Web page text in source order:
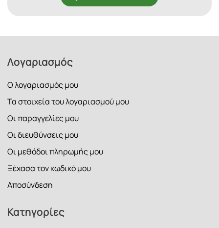
Λογαριασμός
Ο λογαριασμός μου
Τα στοιχεία του λογαριασμού μου
Οι παραγγελίες μου
Οι διευθύνσεις μου
Οι μεθόδοι πληρωμής μου
Ξέχασα τον κωδικό μου
Αποσύνδεση
Κατηγορίες